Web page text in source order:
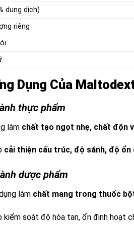
dung dịch)
riêng
Dụng Của
thực phẩm
làm chất tạo ngọt nhẹ, chất độn
cải thiện cấu trúc, độ sánh, độ ổn
dược phẩm
làm chất mang trong thuốc
kiểm soát độ hòa tan, ổn định hoạt